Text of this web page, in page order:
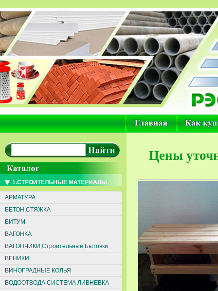
1.СТРОИТЕЛЬНЫЕ МАТЕРИАЛЫ
АРМАТУРА
БЕТОН,СТЯЖКА
БИТУМ
ВАГОНКА
ВАГОНЧИКИ,Строительные Бытовки
ВЕНИКИ
ВИНОГРАДНЫЕ КОЛЬЯ
ВОДООТВОДА СИСТЕМА ЛИВНЕВКА
Цены